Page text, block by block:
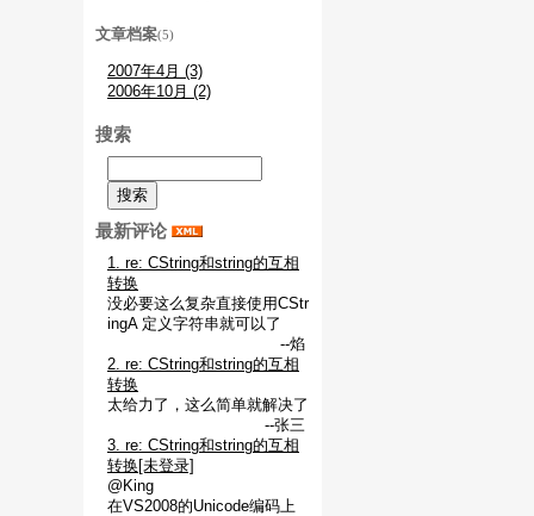
文章档案(5)
2007年4月 (3)
2006年10月 (2)
搜索
最新评论
1. re: CString和string的互相
转换
没必要这么复杂直接使用CStr
ingA 定义字符串就可以了
--焰
2. re: CString和string的互相
转换
太给力了，这么简单就解决了
--张三
3. re: CString和string的互相
转换[未登录]
@King
在VS2008的Unicode编码上